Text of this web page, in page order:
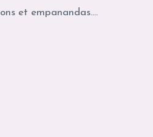
et empanandas….